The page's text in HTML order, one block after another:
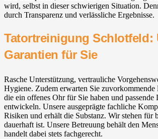
wird, selbst in dieser schwierigen Situation.
durch Transparenz und verlässliche Ergebnisse.
Tatortreinigung Schlotfeld:
Garantien für Sie
Rasche Unterstützung, vertrauliche
Hygiene. Zudem erwarten Sie zuvorkommende
die ein offenes Ohr für Sie haben und passende
entwickeln. Unsere ausgeprägte fachliche
Risiken und erhält die Substanz. Wir stehen für
dauerhaft ist. Unsere Betreuung behält den
handelt dabei stets fachgerecht.